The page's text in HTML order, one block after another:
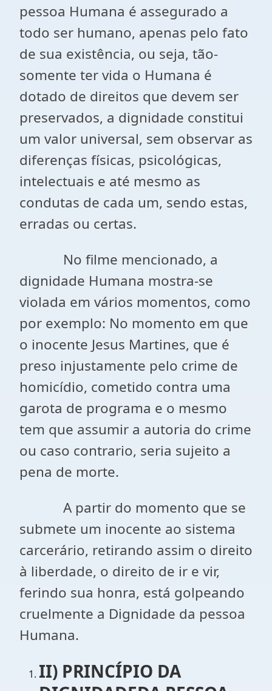
pessoa Humana é assegurado a
todo ser humano, apenas pelo fato
de sua existência, ou seja, tão-
somente ter vida o Humana é
dotado de direitos que devem ser
preservados, a dignidade constitui
um valor universal, sem observar as
diferenças físicas, psicológicas,
intelectuais e até mesmo as
condutas de cada um, sendo estas,
erradas ou certas.
No filme mencionado, a
dignidade Humana mostra-se
violada em vários momentos, como
por exemplo: No momento em que
o inocente Jesus Martines, que é
preso injustamente pelo crime de
homicídio, cometido contra uma
garota de programa e o mesmo
tem que assumir a autoria do crime
ou caso contrario, seria sujeito a
pena de morte.
A partir do momento que se
submete um inocente ao sistema
carcerário, retirando assim o direito
à liberdade, o direito de ir e vir,
ferindo sua honra, está golpeando
cruelmente a Dignidade da pessoa
Humana.
II) PRINCÍPIO DA